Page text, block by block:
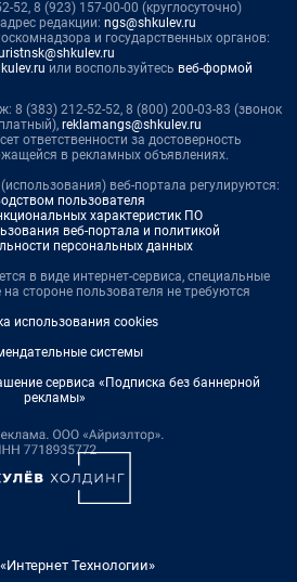
52, 8 (923) 157-00-00 (круглосуточно)
редакции: ngs@shkulev.ru
и государственных органов:
или воспользуйтесь веб-формой
8 (383) 212-52-52, 8 (800) 200-03-83 (звонок
reklamangs@shkulev.ru
ответственности за достоверность
в рекламных объявлениях.
веб-портала регулируются:
пользователя
характеристик ПО
веб-портала и политикой
персональных данных
в виде интернет-сервиса, специальные
на стороне пользователя не требуются
использования cookies
системы
сервиса «Подписка без баннерной
рекламы»
Технологии»